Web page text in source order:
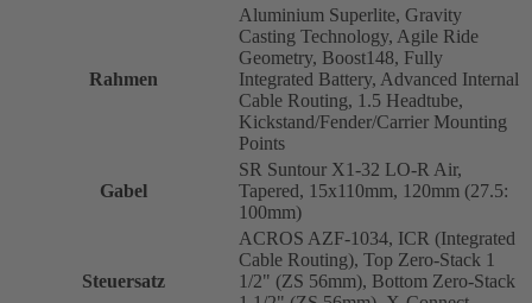
Rahmen
Aluminium Superlite, Gravity
Casting Technology, Agile Ride
Geometry, Boost148, Fully
Integrated Battery, Advanced Internal
Cable Routing, 1.5 Headtube,
Kickstand/Fender/Carrier Mounting
Points
Gabel
SR Suntour X1-32 LO-R Air,
Tapered, 15x110mm, 120mm (27.5:
100mm)
Steuersatz
ACROS AZF-1034, ICR (Integrated
Cable Routing), Top Zero-Stack 1
1/2" (ZS 56mm), Bottom Zero-Stack